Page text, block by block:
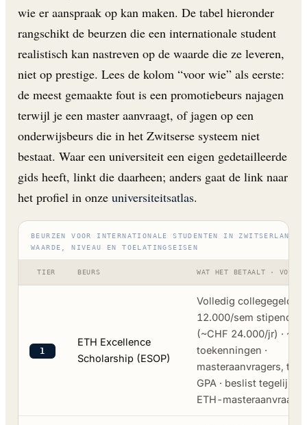
wie er aanspraak op kan maken. De tabel hieronder
rangschikt de beurzen die een internationale student
realistisch kan nastreven op de waarde die ze leveren,
niet op prestige. Lees de kolom “voor wie” als eerste:
de meest gemaakte fout is een promotiebeurs najagen
terwijl je een master aanvraagt, of jagen op een
onderwijsbeurs die in het Zwitserse systeem niet
bestaat. Waar een universiteit een eigen gedetailleerde
gids heeft, linkt die daarheen; anders gaat de link naar
het profiel in onze universiteitsatlas.
BEURZEN VOOR INTERNATIONALE STUDENTEN IN ZWITSERLAND -
WAARDE, NIVEAU EN TOELATINGSEISEN
TIER BEURS WAT HET BETAALT · VOOR
1
ETH Excellence
Scholarship (ESOP)
Volledig collegegeld +
12.000/sem
(~CHF 24.000/jr) · ~50
toekenningen ·
masteraanvragers, top
GPA · beslist tegelijk
ETH-masteraanvraag